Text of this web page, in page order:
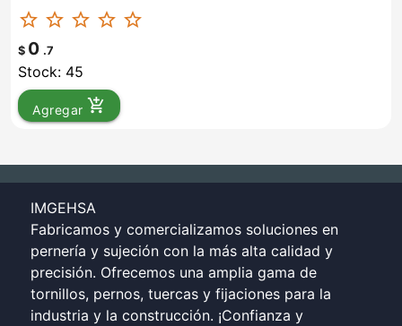
star_border star_border star_border star_border star_border
$ 0 .7
Stock: 45
Agregar add_shopping_cart
IMGEHSA
Fabricamos y comercializamos soluciones en
pernería y sujeción con la más alta calidad y
precisión. Ofrecemos una amplia gama de
tornillos, pernos, tuercas y fijaciones para la
industria y la construcción. ¡Confianza y